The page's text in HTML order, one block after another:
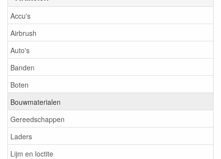
Accu's
Airbrush
Auto's
Banden
Boten
Bouwmaterialen
Gereedschappen
Laders
Lijm en loctite